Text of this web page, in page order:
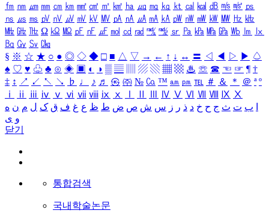
㎙ ㎚ ㎛ ㎜ ㎝ ㎞ ㎟ ㎠ ㎡ ㎢ ㏊ ㎍ ㎎ ㎏ ㏏ ㎈ ㎉ ㏈ ㎧ ㎨ ㎰
㎱ ㎲ ㎳ ㎴ ㎵ ㎶ ㎷ ㎸ ㎹ ㎀ ㎁ ㎂ ㎃ ㎄ ㎺ ㎻ ㎽ ㎾ ㎿ ㎐ ㎑
㎒ ㎓ ㎔ Ω ㏀ ㏁ ㎊ ㎋ ㎌ ㏖ ㏅ ㎭ ㎮ ㎯ ㏛ ㎩ ㎪ ㎫ ㎬ ㏝ ㏐
㏓
㏃ ㏉ ㏜ ㏆
§ ※ ☆ ★ ○ ● ◎ ◇ ◆ □ ■ △ ▽ → ← ↑ ↓ ↔ 〓 ◁ ◀ ▷ ▶ ♤
♠ ♡ ♥ ♧ ♣ ⊙ ◈ ▣ ◐ ◑ ▒ ▤ ▨ ▧ ▦ ▩ ♨ ☏ ☎ ☜ ☞ ¶ †
‡ ↕ ↗ ↙ ↖ ↘ ♭ ♩ ♪ ♬ ㉿ ㈜ № ㏇ ™ ㏂ ㏘ ℡ ＃ ＆ ＊ ＠ ª º
ⅰ
ⅱ ⅲ ⅳ ⅴ ⅵ ⅶ ⅷ ⅸ ⅹ Ⅳ Ⅴ Ⅵ Ⅶ Ⅷ Ⅸ Ⅹ
ب ت ث ج ح خ د ذ ر ز س ش ص ض ط ظ ع غ ف ق ک ل م ن ه
و ی
닫기
통합검색
국내학술논문